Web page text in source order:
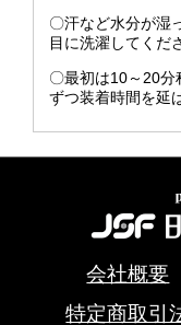
〇汗など水分が湿
目に洗濯してくだ
〇最初は10～20分
ずつ装着時間を延
会社概要
特定商取引